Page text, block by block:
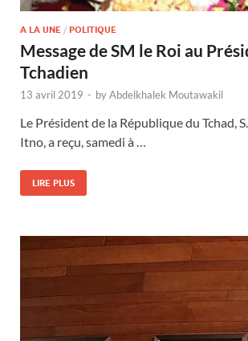
A LA UNE / POLITIQUE
Message de SM le Roi au
Tchadien
13 avril 2019 - byAbdelkhalek Moutawakil
Le Président de la République du Tchad,
Itno, a reçu, samedi à …
LIRE PLUS